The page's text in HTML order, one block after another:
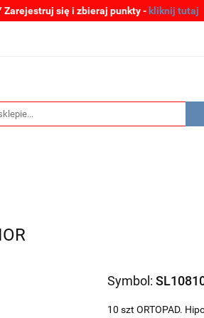
Zarejestruj się i zbieraj punkty -kliknij tutaj
WYPRZEDAŻE PLIKI DO
Symbol:
10 szt ORTOPAD.